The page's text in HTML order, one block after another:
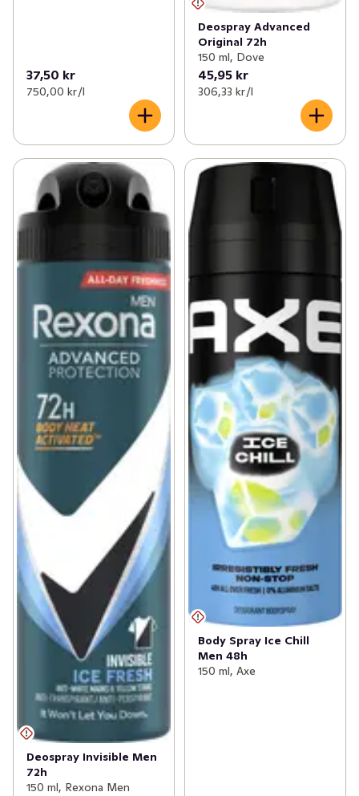
37,50 kr
750,00 kr /l
Deospray Advanced
Original 72h
150 ml, Dove
45,95 kr
306,33 kr /l
Deospray Invisible Men
72h
150 ml, Rexona Men
Body Spray Ice Chill
Men 48h
150 ml, Axe